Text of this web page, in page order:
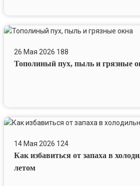
Тополиный
пыль26 Мая 2026 188
Тополиный пух, пыль и грязные
Как
запаха
14 Мая 2026 124
Как избавиться от запаха в
летом